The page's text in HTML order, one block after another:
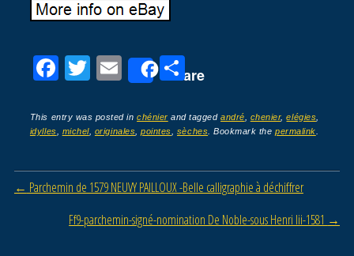
F
c
e
b
o
o
T
tt
er
E
ail
Share
P
ta
g
er
This entry was posted inchénier and taggedandré chenier,elégies
idylles
michel, originales ,pointes sèches . Bookmark the permalink
Post navigation
← Parchemin de 1579 NEUVY PAILLOUX -Belle calligraphie à déchiffrer
Ff9-parchemin-signé-nomination De Noble-sous Henri Iii-1581 →